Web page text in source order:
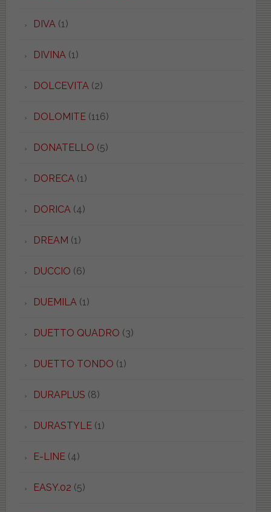
DIVA(1)
DIVINA(1)
DOLCEVITA(2)
DOLOMITE(116)
DONATELLO (5)
DORECA(1)
DORICA(4)
DREAM (1)
DUCCIO (6)
DUEMILA(1)
DUETTO QUADRO (3)
DUETTO TONDO (1)
DURAPLUS (8)
DURASTYLE(1)
E-LINE(4)
EASY.02 (5)